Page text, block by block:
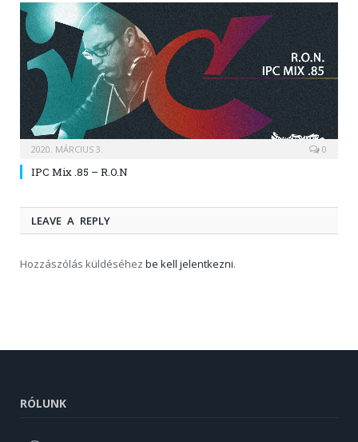
2020. MÁRCIUS 3. 0
IPC Mix .85 – R.O.N
LEAVE A REPLY
Hozzászólás küldéséhez be kell jelentkezni.
RÓLUNK